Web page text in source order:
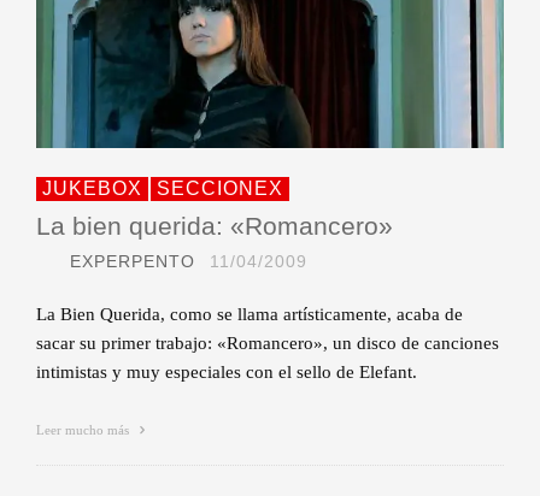
JUKEBOX SECCIONEX
La bien querida: «Romancero»
EXPERPENTO 11/04/2009
La Bien Querida, como se llama artísticamente, acaba de
sacar su primer trabajo: «Romancero», un disco de canciones
intimistas y muy especiales con el sello de Elefant.
Leer mucho más